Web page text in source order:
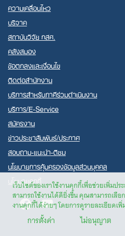
เว็บไซต์ของเราใช้งานคุกกี้เพื่อช่วยเพิ่มป
สามารถใช้งานได้ดียิ่งขึ้น คุณสามารถเลือ
งานคุกกี้ได้ง่ายๆ โดยการดูรายละเอียดเ
การตั้งค่า ไม่อนุญาต
ความเคลื่อนไหว
บริจาค
สถาบันวิจัย กสศ.
คลังสมอง
ข้อตกลงและเงื่อนไข
ติดต่อสำนักงาน
บริการสำหรับภาคีร่วมดำเนินงาน
บริการ/E-Service
สมัครงาน
ข่าวประชาสัมพันธ์/ประกาศ
สอบถาม-แนะนำ-ติชม
นโยบายการคุ้มครองข้อมูลส่วนบุคคล
นโยบายคุกกี้
FacebookYoutube